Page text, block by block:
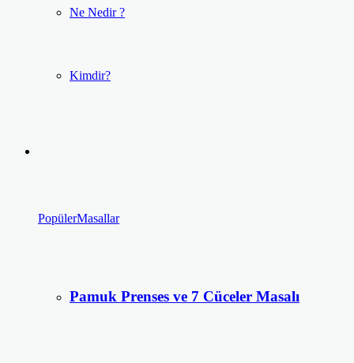
Ne Nedir ?
Kimdir?
PopülerMasallar
Pamuk Prenses ve 7 Cüceler Masalı